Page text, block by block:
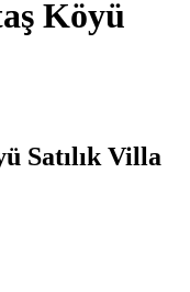
Köyü
Satılık Villa